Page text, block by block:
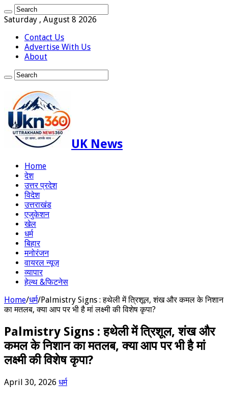
Saturday , August 8 2026
Contact Us
Advertise With Us
About
UK News
Home
देश
उत्तर प्रदेश
विदेश
उत्तराखंड
एजुकेशन
खेल
धर्म
बिहार
मनोरंजन
वायरल न्यूज़
व्यापार
हेल्थ &फिटनेस
Home/धर्म/Palmistry Signs : हथेली में त्रिशूल, शंख और कमल के निशान
का मतलब, क्या आप पर भी है मां लक्ष्मी की विशेष कृपा?
Palmistry Signs : हथेली में त्रिशूल, शंख और
कमल के निशान का मतलब, क्या आप पर भी है मां
लक्ष्मी की विशेष कृपा?
April 30, 2026 धर्म